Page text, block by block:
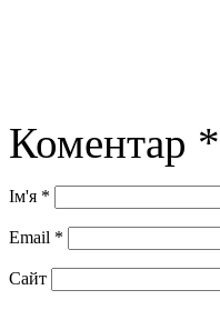
Коментар *
Ім'я *
Email *
Сайт